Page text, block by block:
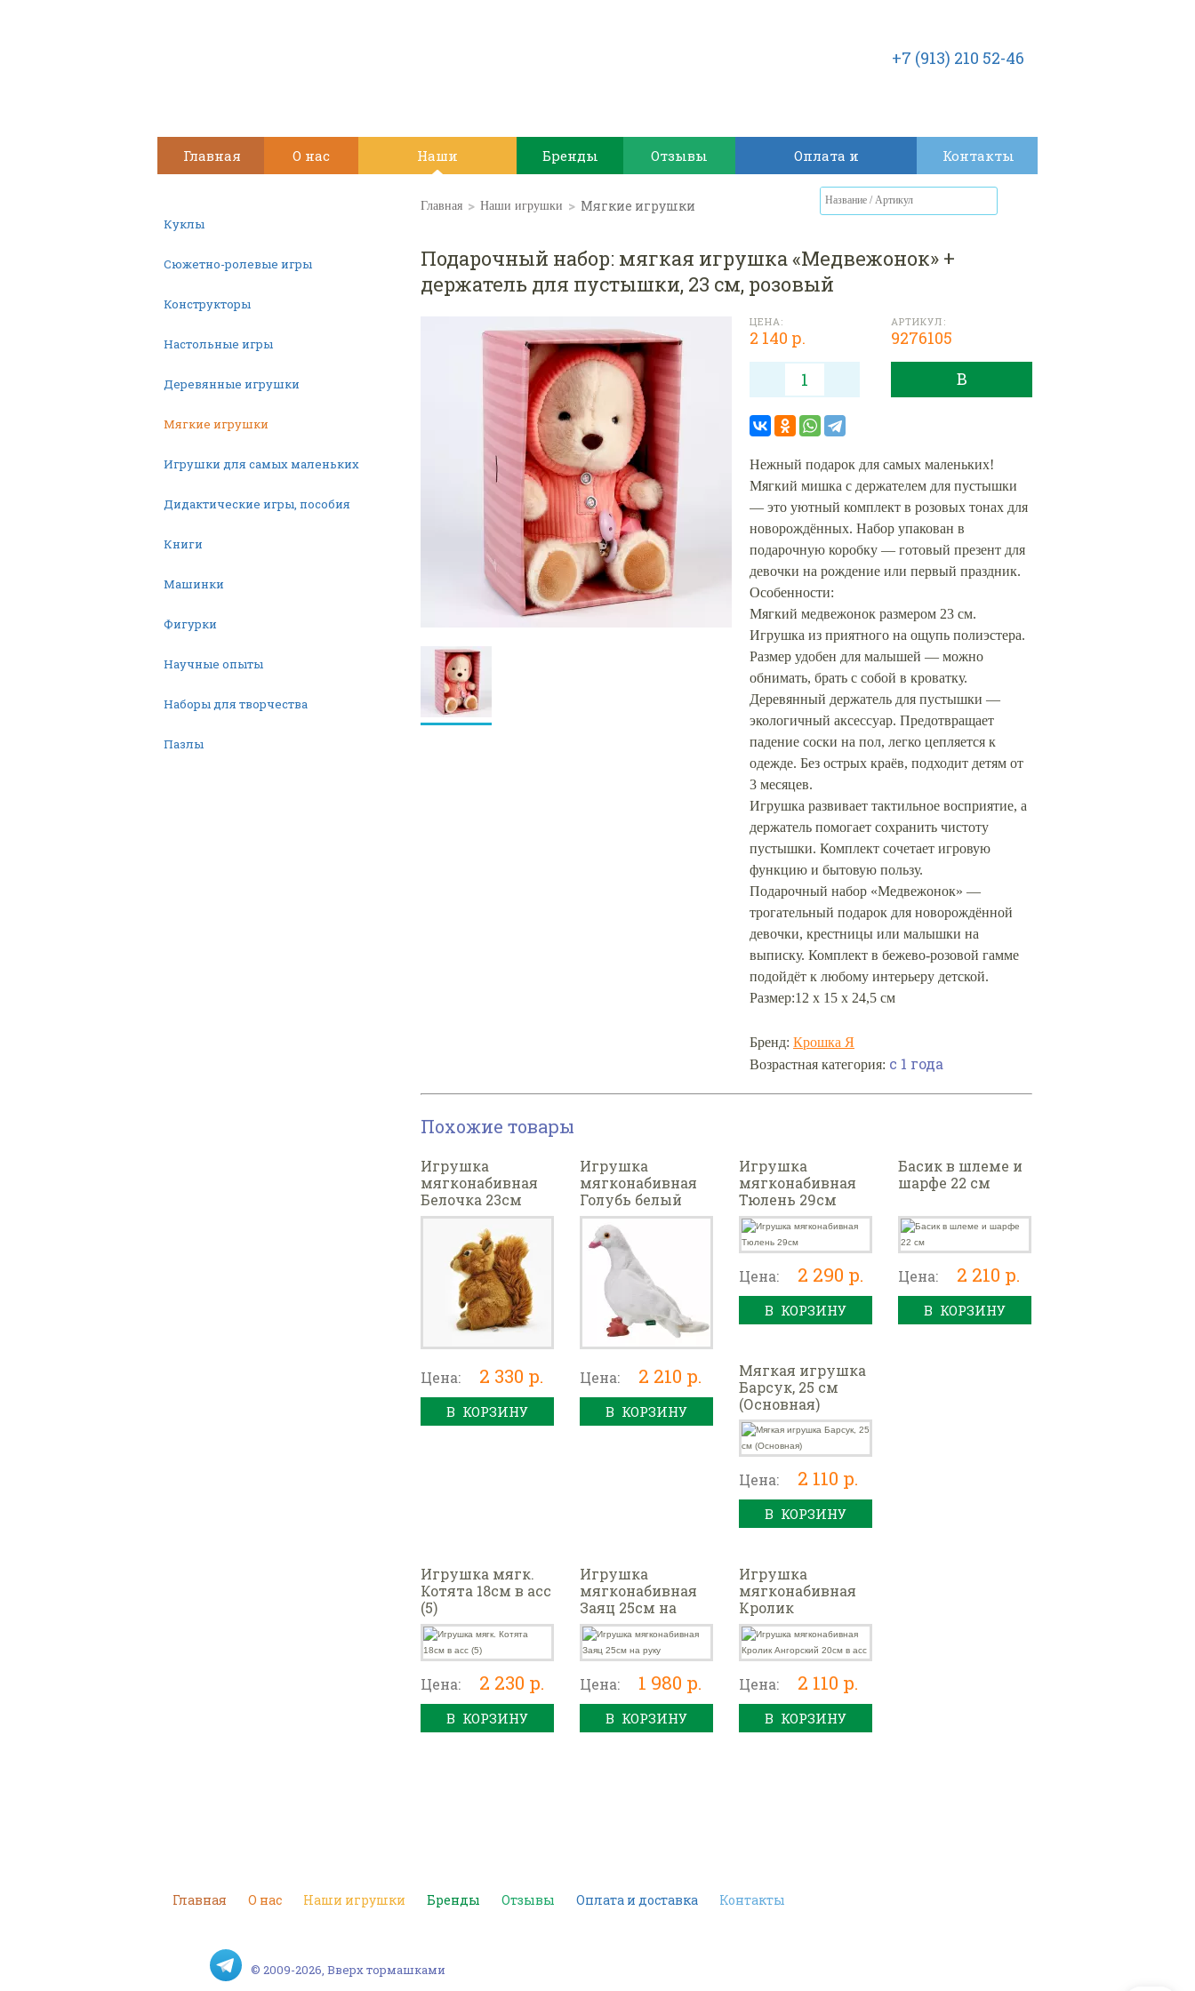
+7 (913) 210 52-46
Главная О нас Наши Бренды Отзывы Оплата и
доставка
Контакты
Главная > Наши игрушки > Мягкие игрушки
Подарочный набор: мягкая игрушка «Медвежонок» +
держатель для пустышки, 23 см, розовый
ЦЕНА:
2 140 р.
АРТИКУЛ:
9276105
В
Нежный подарок для самых маленьких!
Мягкий мишка с держателем для пустышки
— это уютный комплект в розовых тонах для
новорождённых. Набор упакован в
подарочную коробку — готовый презент для
девочки на рождение или первый праздник.
Особенности:
Мягкий медвежонок размером 23 см.
Игрушка из приятного на ощупь полиэстера.
Размер удобен для малышей — можно
обнимать, брать с собой в кроватку.
Деревянный держатель для пустышки —
экологичный аксессуар. Предотвращает
падение соски на пол, легко цепляется к
одежде. Без острых краёв, подходит детям от
3 месяцев.
Игрушка развивает тактильное восприятие, а
держатель помогает сохранить чистоту
пустышки. Комплект сочетает игровую
функцию и бытовую пользу.
Подарочный набор «Медвежонок» —
трогательный подарок для новорождённой
девочки, крестницы или малышки на
выписку. Комплект в бежево-розовой гамме
подойдёт к любому интерьеру детской.
Размер:12 х 15 х 24,5 см
Бренд: Крошка Я
Возрастная категория: с 1 года
Похожие товары
Игрушка
мягконабивная
Белочка 23см
Цена: 2 330 р.
В КОРЗИНУ
Игрушка
мягконабивная
Голубь белый
20см
Цена: 2 210 р.
В КОРЗИНУ
Игрушка
мягконабивная
Тюлень 29см
Цена: 2 290 р.
В КОРЗИНУ
Басик в шлеме и
шарфе 22 см
Цена: 2 210 р.
В КОРЗИНУ
Мягкая игрушка
Барсук, 25 см
(Основная)
Цена: 2 110 р.
В КОРЗИНУ
Игрушка мягк.
Котята 18см в асс
(5)
Цена: 2 230 р.
В КОРЗИНУ
Игрушка
мягконабивная
Заяц 25см на
руку
Цена: 1 980 р.
В КОРЗИНУ
Игрушка
мягконабивная
Кролик
Ангорский 20см
в асс
Цена: 2 110 р.
В КОРЗИНУ
Куклы
Сюжетно-ролевые игры
Конструкторы
Настольные игры
Деревянные игрушки
Мягкие игрушки
Игрушки для самых маленьких
Дидактические игры, пособия
Книги
Машинки
Фигурки
Научные опыты
Наборы для творчества
Пазлы
Главная О нас Наши игрушки Бренды Отзывы Оплата и доставка Контакты
© 2009-2026, Вверх тормашками